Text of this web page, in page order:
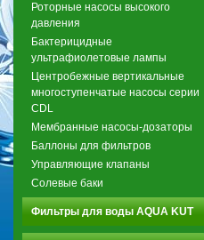
Роторные насосы высокого
давления
Бактерицидные
ультрафиолетовые лампы
Центробежные вертикальные
многоступенчатые насосы серии
CDL
Мембранные насосы-дозаторы
Баллоны для фильтров
Управляющие клапаны
Солевые баки
Фильтры для воды AQUA KUT